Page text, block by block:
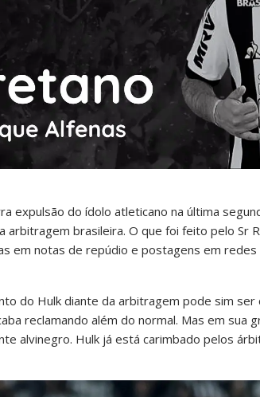
expulsão do ídolo atleticano na última
arbitragem brasileira. O que foi feito pelo Sr
em notas de repúdio e postagens em redes
do Hulk diante da arbitragem pode sim
reclamando além do normal. Mas em sua
alvinegro. Hulk já está carimbado pelos